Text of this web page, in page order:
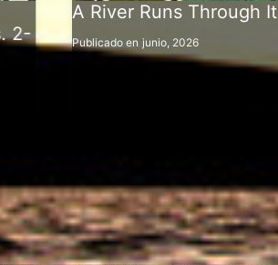
2-
A River Runs Through It
Publicado en junio, 2026